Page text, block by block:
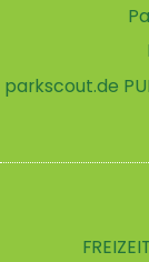
parkscout.de